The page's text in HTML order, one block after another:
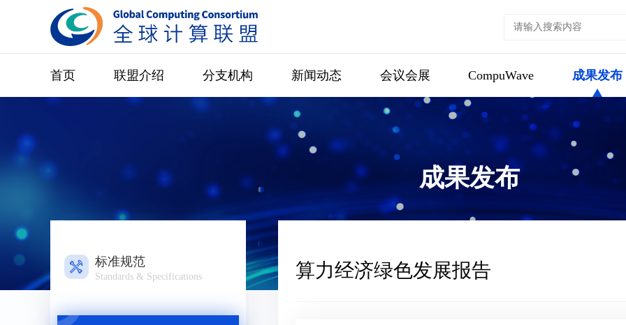
首页 联盟介绍 分支机构 新闻动态 会议会展 CompuWave 成果发布
成果发布
标准规范
Standards & Specifications 算力经济绿色发展报告